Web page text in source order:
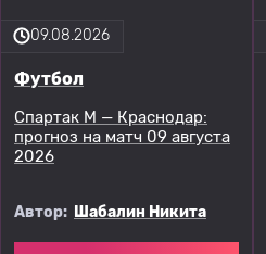
09.08.2026
Футбол
Спартак М — Краснодар:
прогноз на матч 09 августа
2026
Автор: Шабалин Никита